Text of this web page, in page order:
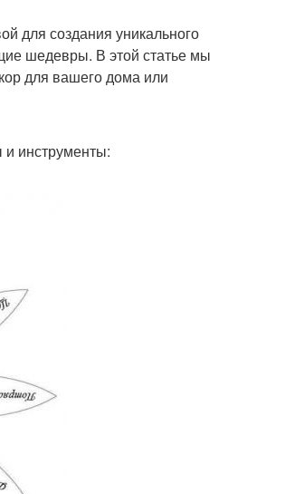
для создания уникального
шедевры. В этой статье мы
для вашего дома или
инструменты: